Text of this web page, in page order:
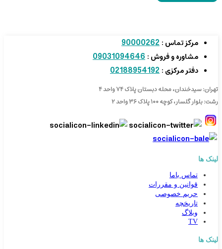
مرکز تماس : 90000262
مشاوره و فروش : 09031094646
دفتر مرکزی : 02188954192
تهران: سیدخندان، محله دبستان پلاک ۷۴ واحد ۴
رشت: بلوار گلسار، کوچه ۱۰۰ پلاک ۳۶ واحد ۲
لینک ها
تماس باما
قوانین و مقررات
حریم خصوصی
تاریخچه
وبلاگ
TV
لینک ها